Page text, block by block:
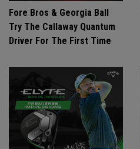
Fore Bros & Georgia Ball
Try The Callaway Quantum
Driver For The First Time